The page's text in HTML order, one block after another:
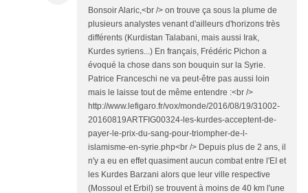
Bonsoir Alaric,<br /> on trouve ça sous la plume de
plusieurs analystes venant d'ailleurs d'horizons très
différents (Kurdistan Talabani, mais aussi Irak,
Kurdes syriens...) En français, Frédéric Pichon a
évoqué la chose dans son bouquin sur la Syrie.
Patrice Franceschi ne va peut-être pas aussi loin
mais le laisse tout de même entendre :<br />
http://www.lefigaro.fr/vox/monde/2016/08/19/31002-
20160819ARTFIG00324-les-kurdes-acceptent-de-
payer-le-prix-du-sang-pour-triompher-de-l-
islamisme-en-syrie.php<br /> Depuis plus de 2 ans, il
n'y a eu en effet quasiment aucun combat entre l'EI et
les Kurdes Barzani alors que leur ville respective
(Mossoul et Erbil) se trouvent à moins de 40 km l'une